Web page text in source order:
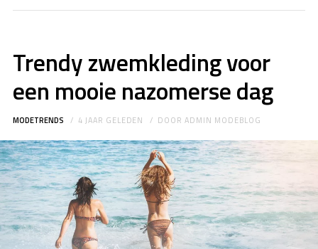
Trendy zwemkleding voor
een mooie nazomerse dag
MODETRENDS 4 JAAR GELEDEN DOORADMIN MODEBLOG